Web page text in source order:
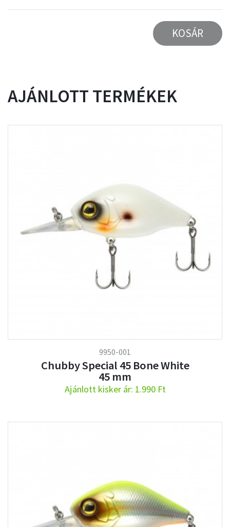
KOSÁR
AJÁNLOTT TERMÉKEK
9950-001
Chubby Special 45 Bone White
45 mm
Ajánlott kisker ár: 1.990 Ft